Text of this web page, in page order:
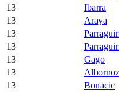
13
Ibarra
13
Araya
13
13
13
Gago
13
Albornoz
13
Bonacic